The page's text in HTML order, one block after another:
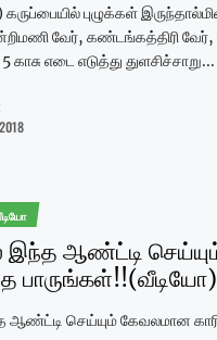
புழுக்கள்
வேர், கண்டங்கத்திரி
எடை எடுத்து துளசிச்சாறு...
இந்த ஆண்ட்டி
பாருங்கள்!!(வீடியோ)
ஆண்ட்டி செய்யும் கேவலமான